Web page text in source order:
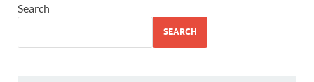
Search
SEARCH